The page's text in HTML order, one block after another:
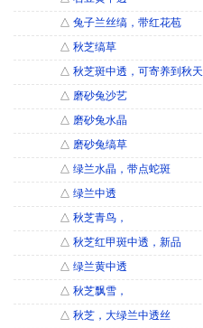
△ 兔子兰丝缟，带红花苞
△ 秋芝缟草
△ 秋芝斑中透，可寄养到秋天
△ 磨砂兔沙艺
△ 磨砂兔水晶
△ 磨砂兔缟草
△ 绿兰水晶，带点蛇斑
△ 绿兰中透
△ 秋芝青鸟，
△ 秋芝红甲斑中透，新品
△ 绿兰黄中透
△ 秋芝飘雪，
△ 秋芝，大绿兰中透丝